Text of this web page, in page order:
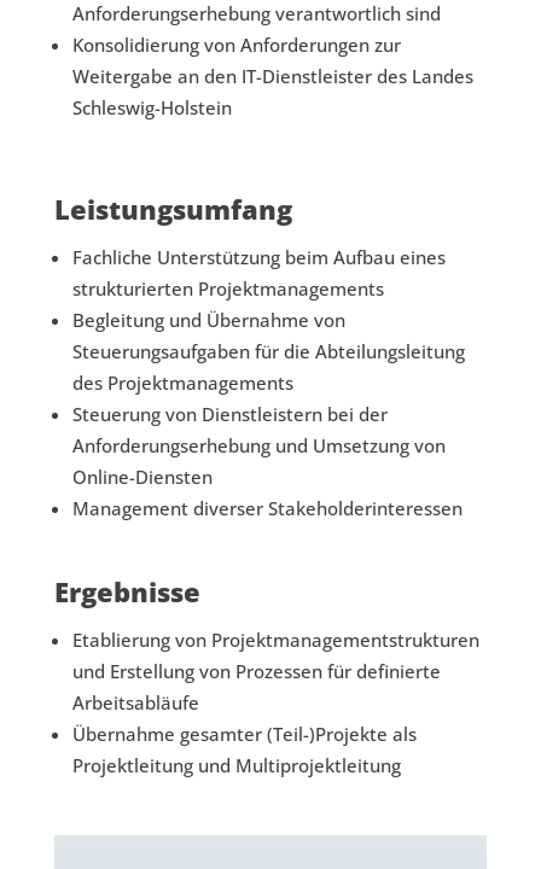
Anforderungserhebung verantwortlich sind
Konsolidierung von Anforderungen zur
Weitergabe an den IT-Dienstleister des Landes
Schleswig-Holstein
Leistungsumfang
Fachliche Unterstützung beim Aufbau eines
strukturierten Projektmanagements
Begleitung und Übernahme von
Steuerungsaufgaben für die Abteilungsleitung
des Projektmanagements
Steuerung von Dienstleistern bei der
Anforderungserhebung und Umsetzung von
Online-Diensten
Management diverser Stakeholderinteressen
Ergebnisse
Etablierung von Projektmanagementstrukturen
und Erstellung von Prozessen für definierte
Arbeitsabläufe
Übernahme gesamter (Teil-)Projekte als
Projektleitung und Multiprojektleitung